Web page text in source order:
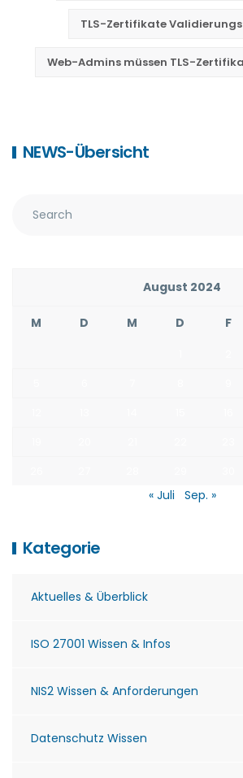
TLS-Zertifikate
Web-Admins müssen TLS-
NEWS-Übersicht
August 2024
M D M D F
« Juli Sep. »
Kategorie
Aktuelles & Überblick
ISO 27001 Wissen & Infos
NIS2 Wissen & Anforderungen
Datenschutz Wissen